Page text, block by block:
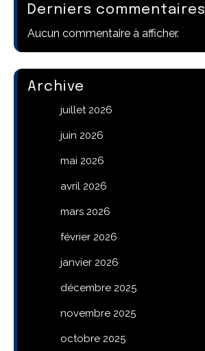
Derniers commentaires
Aucun commentaire à afficher.
Archive
juillet 2026
juin 2026
mai 2026
avril 2026
mars 2026
février 2026
janvier 2026
décembre 2025
novembre 2025
octobre 2025